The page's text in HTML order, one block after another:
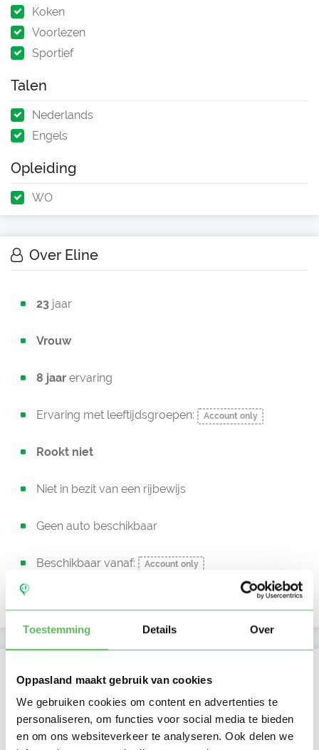
Toestemming Details Over
Oppasland maakt gebruik van cookies
We gebruiken cookies om content en advertenties te
personaliseren, om functies voor social media te bieden
en om ons websiteverkeer te analyseren. Ook delen we
Koken
Voorlezen
Sportief
Talen
Nederlands
Engels
Opleiding
WO
Over Eline
23 jaar
Vrouw
8 jaar ervaring
Ervaring met leeftijdsgroepen: Account only
Rookt niet
Niet in bezit van een rijbewijs
Geen auto beschikbaar
Beschikbaar vanaf: Account only
Ma Di Wo Do Vr Za
Ochtend